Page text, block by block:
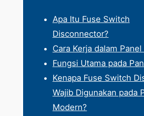
Apa Itu Fuse Switch
Disconnector?
Cara Kerja dalam
Fungsi Utama pada
Kenapa Fuse Switch
Wajib Digunakan pada
Modern?